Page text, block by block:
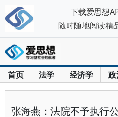
首页 法学 经济学 政
张海燕：法院不予执行
下载爱思想
随时随地阅读精